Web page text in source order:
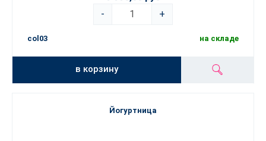
-
+
col03 на складе
в корзину
Йогуртница